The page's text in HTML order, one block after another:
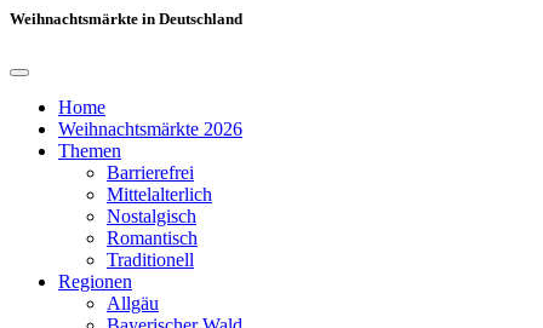
Weihnachtsmärkte in Deutschland
Home
Weihnachtsmärkte 2026
Themen
Barrierefrei
Mittelalterlich
Nostalgisch
Romantisch
Traditionell
Regionen
Allgäu